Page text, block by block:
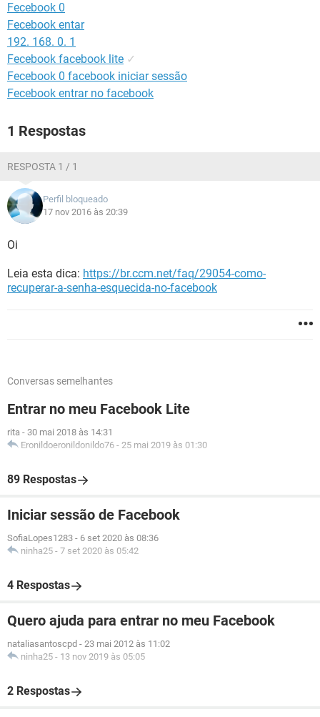
Fecebook 0
Fecebook entar
192. 168. 0. 1
Fecebook facebook lite ✓
Fecebook 0 facebook iniciar sessão
Fecebook entrar no facebook
1 Respostas
RESPOSTA 1 / 1
Perfil bloqueado
17 nov 2016 às 20:39
Oi
Leia esta dica: https://br.ccm.net/faq/29054-como-
recuperar-a-senha-esquecida-no-facebook
Conversas semelhantes
Entrar no meu Facebook Lite
rita - 30 mai 2018 às 14:31
Eronildoeronildonildo76 - 25 mai 2019 às 01:30
89 Respostas
Iniciar sessão de Facebook
SofiaLopes1283 - 6 set 2020 às 08:36
ninha25 - 7 set 2020 às 05:42
4 Respostas
Quero ajuda para entrar no meu Facebook
nataliasantoscpd - 23 mai 2012 às 11:02
ninha25 - 13 nov 2019 às 05:05
2 Respostas